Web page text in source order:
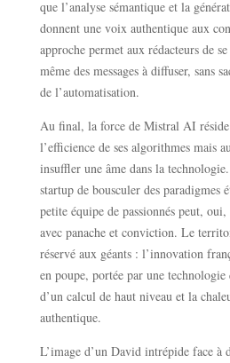
que l’analyse sémantique et la
donnent une voix authentique aux
approche permet aux rédacteurs de
même des messages à diffuser, sans
de l’automatisation.
Au final, la force de Mistral AI réside
l’efficience de ses algorithmes mais
insuffler une âme dans la
startup de bousculer des paradigmes
petite équipe de passionnés peut,
avec panache et conviction. Le
réservé aux géants : l’innovation
en poupe, portée par une
d’un calcul de haut niveau et la
authentique.
L’image d’un David intrépide face à